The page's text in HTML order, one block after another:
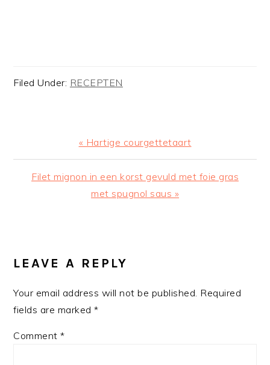
Filed Under: RECEPTEN
Previous
Post:
« Hartige courgettetaart
Next
Filet mignon in een korst gevuld met foie gras
met spugnol saus »
INTERACTIONS
LEAVE A REPLY
Your email address will not be published. Required
fields are marked*
Comment*